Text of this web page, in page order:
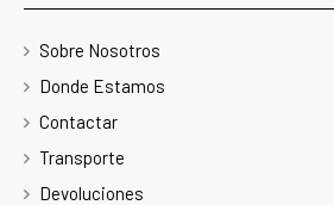
Sobre Nosotros
Donde Estamos
Contactar
Transporte
Devoluciones